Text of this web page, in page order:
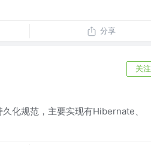
分享
关注
化规范，主要实现有Hibernate、